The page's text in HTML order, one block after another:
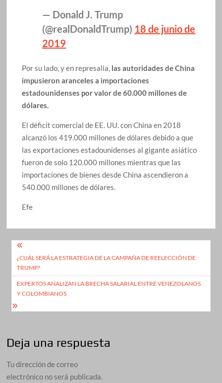
— Donald J. Trump
(@realDonaldTrump) 18 de junio de
2019
Por su lado, y en represalia, las autoridades de China
impusieron aranceles a importaciones
estadounidenses por valor de 60.000 millones de
dólares.
El déficit comercial de EE. UU. con China en 2018
alcanzó los 419.000 millones de dólares debido a que
las exportaciones estadounidenses al gigante asiático
fueron de solo 120.000 millones mientras que las
importaciones de bienes desde China ascendieron a
540.000 millones de dólares.
Efe
Navegación
de
entradas
¿CUÁL SERÁ LA ESTRATEGIA DE LA CAMPAÑA DE REELECCIÓN DE
TRUMP?
EXPERTOS ANALIZAN LA BRECHA SALARIAL ENTRE VENEZOLANOS
Y COLOMBIANOS
Deja una respuesta
Tu dirección de correo
electrónico no será publicada.